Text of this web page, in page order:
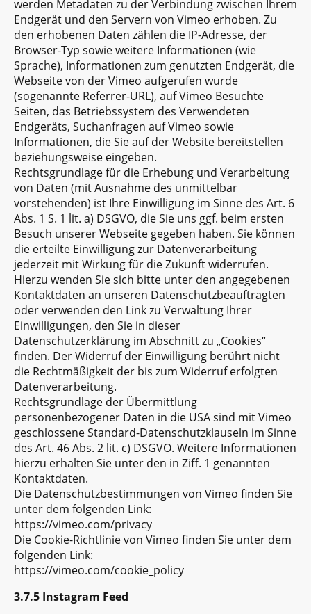
werden Metadaten zu der Verbindung zwischen Ihrem
Endgerät und den Servern von Vimeo erhoben. Zu
den erhobenen Daten zählen die IP-Adresse, der
Browser-Typ sowie weitere Informationen (wie
Sprache), Informationen zum genutzten Endgerät, die
Webseite von der Vimeo aufgerufen wurde
(sogenannte Referrer-URL), auf Vimeo Besuchte
Seiten, das Betriebssystem des Verwendeten
Endgeräts, Suchanfragen auf Vimeo sowie
Informationen, die Sie auf der Website bereitstellen
beziehungsweise eingeben.
Rechtsgrundlage für die Erhebung und Verarbeitung
von Daten (mit Ausnahme des unmittelbar
vorstehenden) ist Ihre Einwilligung im Sinne des Art. 6
Abs. 1 S. 1 lit. a) DSGVO, die Sie uns ggf. beim ersten
Besuch unserer Webseite gegeben haben. Sie können
die erteilte Einwilligung zur Datenverarbeitung
jederzeit mit Wirkung für die Zukunft widerrufen.
Hierzu wenden Sie sich bitte unter den angegebenen
Kontaktdaten an unseren Datenschutzbeauftragten
oder verwenden den Link zu Verwaltung Ihrer
Einwilligungen, den Sie in dieser
Datenschutzerklärung im Abschnitt zu „Cookies“
finden. Der Widerruf der Einwilligung berührt nicht
die Rechtmäßigkeit der bis zum Widerruf erfolgten
Datenverarbeitung.
Rechtsgrundlage der Übermittlung
personenbezogener Daten in die USA sind mit Vimeo
geschlossene Standard-Datenschutzklauseln im Sinne
des Art. 46 Abs. 2 lit. c) DSGVO. Weitere Informationen
hierzu erhalten Sie unter den in Ziff. 1 genannten
Kontaktdaten.
Die Datenschutzbestimmungen von Vimeo finden Sie
unter dem folgenden Link:
https://vimeo.com/privacy
Die Cookie-Richtlinie von Vimeo finden Sie unter dem
folgenden Link:
https://vimeo.com/cookie_policy
3.7.5 Instagram Feed